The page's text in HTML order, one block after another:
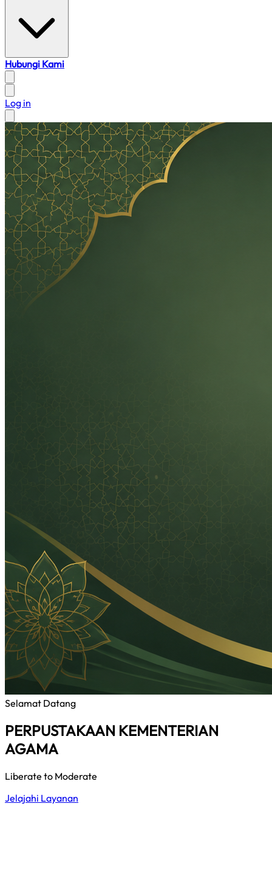
Hubungi Kami
Log in
Selamat Datang
PERPUSTAKAAN KEMENTERIAN
AGAMA
Liberate to Moderate
Jelajahi Layanan